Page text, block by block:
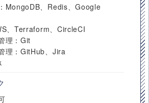
MongoDB、Redis、Google
、Terraform、CircleCI
理：Git
理：GitHub、Jira